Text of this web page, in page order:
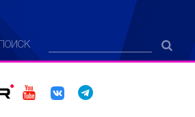
ПОИСК